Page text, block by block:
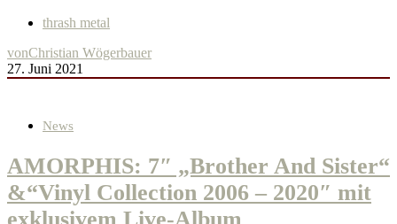
thrash metal
vonChristian Wögerbauer
27. Juni 2021
News
AMORPHIS: 7″ „Brother And Sister“
&“Vinyl Collection 2006 – 2020″ mit
exklusivem Live-Album